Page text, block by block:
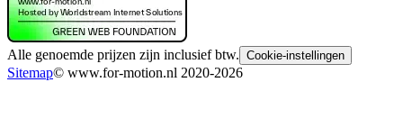
Alle genoemde prijzen zijn inclusief btw. Cookie-instellingen
Sitemap© www.for-motion.nl 2020-2026